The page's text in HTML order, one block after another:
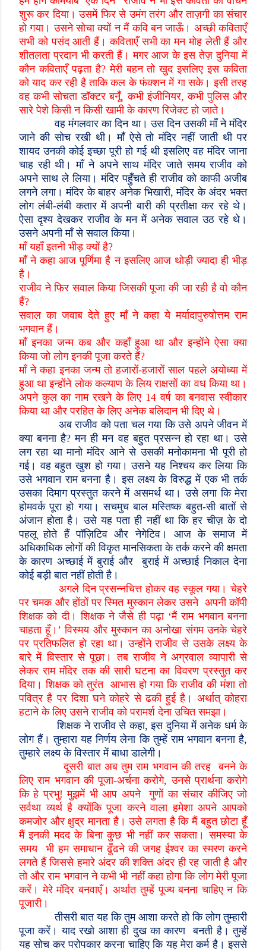
शुरू कर दिया। उसमें फिर से उमंग तरंग और ताज़गी का संचार
हो गया। उसने सोचा क्यों न मैं कवि बन जाऊँ। अच्छी कविताएँ
सभी को पसंद आती हैं। कविताएँ सभी का मन मोह लेती हैं और
शीतलता प्रदान भी करती हैं। मगर आज के इस तेज़ दुनिया में
कौन कविताएँ पढ़ता है?मेरी बहन तो खुद इसलिए इस कविता
को याद कर रही है ताकि कल के फंक्शन में गा सके। इसी तरह
वह कभी सोचता डॉक्टर बनूँ, कभी इंजीनियर, कभी पुलिस और
सारे पेशे किसी न किसी खामी के कारण रिजेक्ट हो जाते।
वह मंगलवार का दिन था। उस दिन उसकी माँ ने मंदिर
जाने की सोच रखी थी। माँ ऐसे तो मंदिर नहीं जाती थी पर
शायद उनकी कोई इच्छा पूरी हो गई थी इसलिए वह मंदिर जाना
चाह रही थी। माँ ने अपने साथ मंदिर जाते समय राजीव को
अपने साथ ले लिया। मंदिर पहुँचते ही राजीव को काफी अजीब
लगने लगा। मंदिर के बाहर अनेक भिखारी, मंदिर के अंदर भक्त
लोग लंबी-लंबी कतार में अपनी बारी की प्रतीक्षा कर रहे थे।
ऐसा दृश्य देखकर राजीव के मन में अनेक सवाल उठ रहे थे।
उसने अपनी माँ से सवाल किया।
माँ यहाँ इतनी भीड़ क्यों है?
माँ ने कहा आज पूर्णिमा है न इसलिए आज थोड़ी ज्यादा ही भीड़
है।
राजीव ने फिर सवाल किया जिसकी पूजा की जा रही है वो कौन
हैं?
सवाल का जवाब देते हुए माँ ने कहा ये मर्यादापुरुषोत्तम राम
भगवान हैं।
माँ इनका जन्म कब और कहाँ हुआ था और इन्होंने ऐसा क्या
किया जो लोग इनकी पूजा करते हैं?
माँ ने कहा इनका जन्म तो हजारों-हजारों साल पहले अयोध्या में
हुआ था इन्होंने लोक कल्याण के लिय राक्षसों का वध किया था।
अपने कुल का नाम रखने के लिए 14 वर्ष का बनवास स्वीकार
किया था और परहित के लिए अनेक बलिदान भी दिए थे।
अब राजीव को पता चल गया कि उसे अपने जीवन में
क्या बनना है? मन ही मन वह बहुत प्रसन्न हो रहा था। उसे
लग रहा था मानो मंदिर आने से उसकी मनोकामना भी पूरी हो
गई। वह बहुत खुश हो गया। उसने यह निश्चय कर लिया कि
उसे भगवान राम बनना है। इस लक्ष्य के विरुद्ध में एक भी तर्क
उसका दिमाग प्रस्तुत करने में असमर्थ था। उसे लगा कि मेरा
होमवर्क पूरा हो गया। सचमुच बाल मस्तिष्क बहुत-सी बातों से
अंजान होता है। उसे यह पता ही नहीं था कि हर चीज़ के दो
पहलू होते हैं पॉज़िटिव और नेगेटिव। आज के समाज में
अधिकाधिक लोगों की विकृत मानसिकता के तर्क करने की क्षमता
के कारण अच्छाई में बुराई और बुराई में अच्छाई निकाल देना
कोई बड़ी बात नहीं होती है।
अगले दिन प्रसन्नचित्त होकर वह स्कूल गया। चेहरे
पर चमक और होंठों पर स्मित मुस्कान लेकर उसने अपनी कॉपी
शिक्षक को दी। शिक्षक ने जैसे ही पढ़ा ‘मैं राम भगवान बनना
चाहता हूँ। ’ विस्मय और मुस्कान का अनोखा संगम उनके चेहरे
पर प्रतिफलित हो रहा था। उन्होंने राजीव से उसके लक्ष्य के
बारे में विस्तार से पूछा। तब राजीव ने अग्रवाल व्यापारी से
लेकर राम मंदिर तक की सारी घटना का विवरण प्रस्तुत कर
दिया। शिक्षक को तुरंत आभास हो गया कि राजीव की मंशा तो
पवित्र है पर दिशा घने कोहरे से ढकी हुई है। अर्थात् कोहरा
हटाने के लिए उसने राजीव को परामर्श देना उचित समझा।
शिक्षक ने राजीव से कहा, इस दुनिया में अनेक धर्म के
लोग हैं। तुम्हारा यह निर्णय लेना कि तुम्हें राम भगवान बनना है,
तुम्हारे लक्ष्य के विस्तार में बाधा डालेगी।
दूसरी बात अब तुम राम भगवान की तरह बनने के
लिए राम भगवान की पूजा-अर्चना करोगे, उनसे प्रार्थना करोगे
कि हे प्रभु! मुझमें भी आप अपने गुणों का संचार कीजिए जो
सर्वथा व्यर्थ है क्योंकि पूजा करने वाला हमेशा अपने आपको
कमजोर और क्षुद्र मानता है। उसे लगता है कि मैं बहुत छोटा हूँ
मैं इनकी मदद के बिना कुछ भी नहीं कर सकता। समस्या के
समय भी हम समाधान ढूँढने की जगह ईश्वर का स्मरण करने
लगते हैं जिससे हमारे अंदर की शक्ति अंदर ही रह जाती है और
तो और राम भगवान ने कभी भी नहीं कहा होगा कि लोग मेरी पूजा
करें। मेरे मंदिर बनवाएँ। अर्थात तुम्हें पूज्य बनना चाहिए न कि
पूजारी।
तीसरी बात यह कि तुम आशा करते हो कि लोग तुम्हारी
पूजा करें। याद रखो आशा ही दुख का कारण बनती है। तुम्हें
यह सोच कर परोपकार करना चाहिए कि यह मेरा कर्म है। इससे